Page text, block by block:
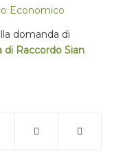
Economico
domanda di
di Raccordo Sian